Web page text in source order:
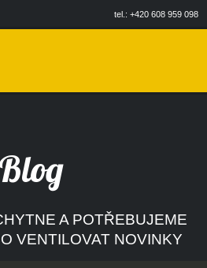
tel.: +420 608 959 098
Blog
A POTŘEBUJEME
VENTILOVAT NOVINKY